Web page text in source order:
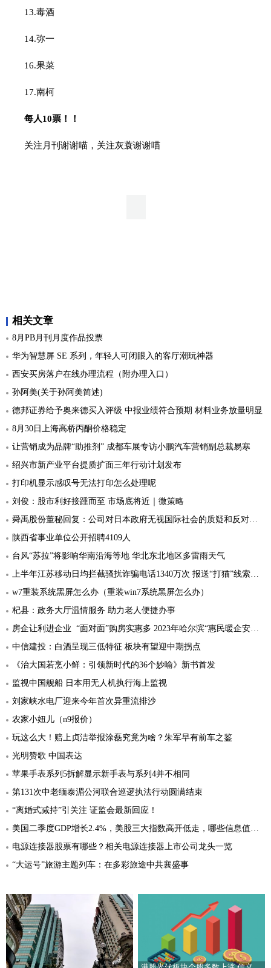
13.毒酒
14.弥一
16.果菜
17.南柯
每人10票！！
关注月刊谢谢喵，关注灰蓑谢谢喵
相关文章
8月PB月刊月度作品投票
华为智慧屏 SE 系列，年轻人可闭眼入的客厅潮玩神器
西安买房落户在线办理流程（附办理入口）
孙阿美(关于孙阿美简述)
德邦证券给予奥来德买入评级 中报业绩符合预期 材料业务放量明显
8月30日上海高桥丙酮价格稳定
让营销成为品牌“助推剂” 成都车展专访小鹏汽车营销副总裁易寒
绍兴市新产业平台提质扩面三年行动计划发布
打印机显示感叹号无法打印怎么处理呢
刘俊：股市利好接踵而至 市场底将近｜微策略
舜禹股份董秘回复：公司对日本政府无视国际社会的质疑和反对，强行核污染水排海的不负责行为表示谴责
陕西省事业单位公开招聘4109人
台风“苏拉”将影响华南沿海等地 华北东北地区多雷雨天气
上半年江苏移动日均拦截骚扰诈骗电话1340万次 报送“打猫”线索近万条
w7重装系统黑屏怎么办（重装win7系统黑屏怎么办）
杞县：政务大厅温情服务 助力老人便捷办事
房企让利进企业 “面对面”购房实惠多 2023年哈尔滨“惠民暖企安心家”购房节系列活动道外区专场正式启幕
中信建投：白酒呈现三低特征 板块有望迎中期拐点
《治大国若烹小鲜：引领新时代的36个妙喻》新书首发
监视中国舰船 日本用无人机执行海上监视
刘家峡水电厂迎来今年首次异重流排沙
农家小妞儿（n9报价）
玩这么大！赔上贞洁举报涂磊究竟为啥？朱军早有前车之鉴
光明赞歌 中国表达
苹果手表系列5拆解显示新手表与系列4并不相同
第131次中老缅泰湄公河联合巡逻执法行动圆满结束
“离婚式减持”引关注 证监会最新回应！
美国二季度GDP增长2.4%，美股三大指数高开低走，哪些信息值得关注？
电源连接器股票有哪些？相关电源连接器上市公司龙头一览
“大运号”旅游主题列车：在多彩旅途中共襄盛事